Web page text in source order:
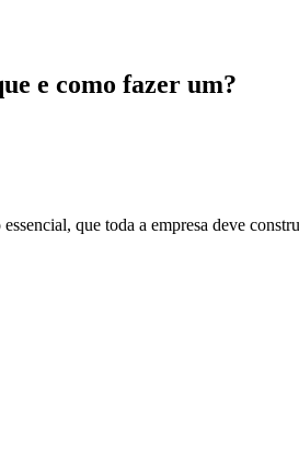
e como fazer um?
que toda a empresa deve